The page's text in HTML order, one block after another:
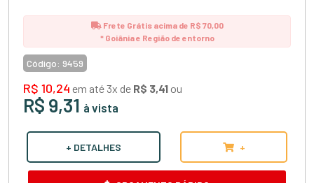
Frete Grátis acima de R$ 70,00
* Goiânia e Região de entorno
Código: 9459
R$ 10,24 em até 3x de R$ 3,41 ou
R$ 9,31 à vista
+ DETALHES +